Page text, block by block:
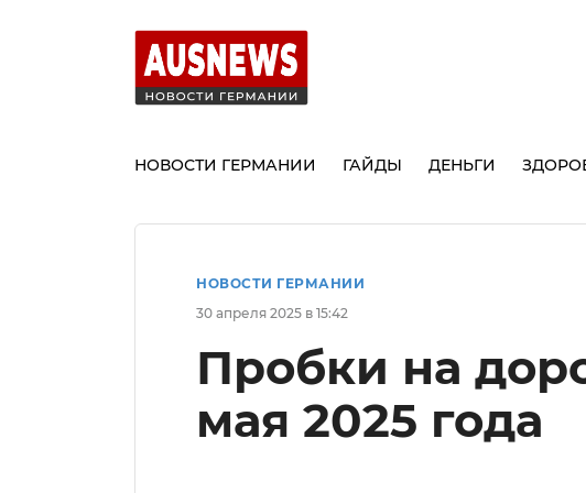
НОВОСТИ ГЕРМАНИИ ГАЙДЫ ДЕНЬГИ
НОВОСТИ ГЕРМАНИИ
30 апреля 2025 в 15:42
Пробки на
мая 2025 года